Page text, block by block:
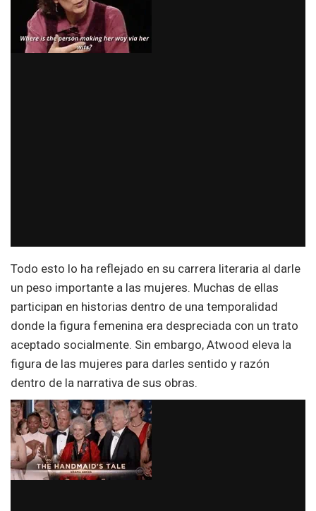
Todo esto lo ha reflejado en su carrera literaria al darle
un peso importante a las mujeres. Muchas de ellas
participan en historias dentro de una temporalidad
donde la figura femenina era despreciada con un trato
aceptado socialmente. Sin embargo, Atwood eleva la
figura de las mujeres para darles sentido y razón
dentro de la narrativa de sus obras.